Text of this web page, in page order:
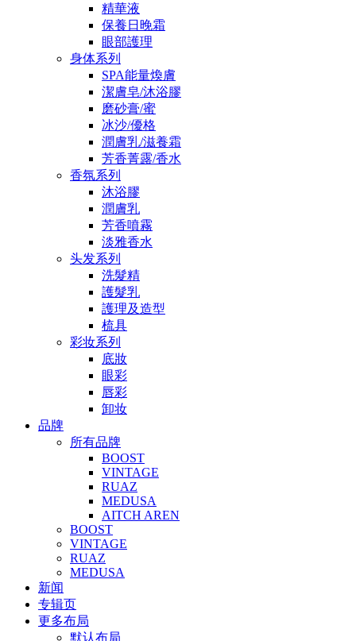
精華液
保養日晚霜
眼部護理
身体系列
SPA能量煥膚
潔膚皂/沐浴膠
磨砂膏/蜜
冰沙/優格
潤膚乳/滋養霜
芳香菁露/香水
香氛系列
沐浴膠
潤膚乳
芳香噴霧
淡雅香水
头发系列
洗髮精
護髮乳
護理及造型
梳具
彩妆系列
底妝
眼彩
唇彩
卸妆
品牌
所有品牌
BOOST
VINTAGE
RUAZ
MEDUSA
AITCH AREN
BOOST
VINTAGE
RUAZ
MEDUSA
新闻
专辑页
更多布局
默认布局